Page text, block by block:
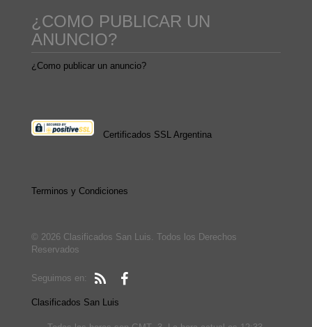
¿COMO PUBLICAR UN
ANUNCIO?
¿Como publicar un anuncio?
Certificados SSL Argentina
Terminos y Condiciones
© 2026 Clasificados San Luis. Todos los Derechos
Reservados
Seguimos en:
Clasificados San Luis